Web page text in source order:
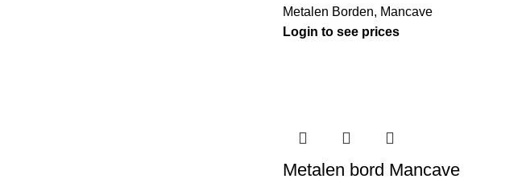
Metalen Borden, Mancave
Login to see prices
Metalen bord Mancave